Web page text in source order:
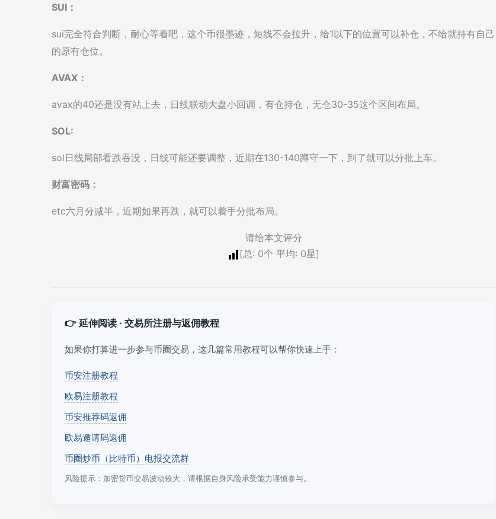
SUI：
sui完全符合判断，耐心等着吧，这个币很墨迹，短线不会拉升，给1以下的位置可以补仓，不给就持有自己
的原有仓位。
AVAX：
avax的40还是没有站上去，日线联动大盘小回调，有仓持仓，无仓30-35这个区间布局。
SOL:
sol日线局部看跌吞没，日线可能还要调整，近期在130-140蹲守一下，到了就可以分批上车。
财富密码：
etc六月分减半，近期如果再跌，就可以着手分批布局。
请给本文评分
[总: 0个 平均: 0星]
👉 延伸阅读 · 交易所注册与返佣教程
如果你打算进一步参与币圈交易，这几篇常用教程可以帮你快速上手：
币安注册教程
欧易注册教程
币安推荐码返佣
欧易邀请码返佣
币圈炒币（比特币）电报交流群
风险提示：加密货币交易波动较大，请根据自身风险承受能力谨慎参与。